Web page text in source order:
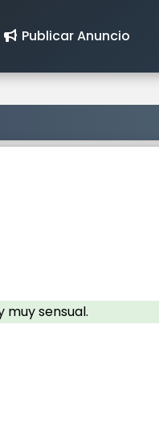
Publicar Anuncio
muy sensual.